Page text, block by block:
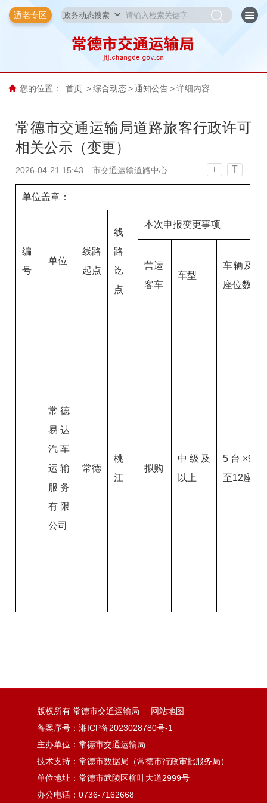
适老专区
您的位置： 首页 > 综合动态 > 通知公告 > 详细内容
常德市交通运输局道路旅客行政许可
相关公示（变更）
2026-04-21 15:43 市交通运输道路中心 T T
单位盖章： 制 表：2026
编
号
单位
线路
起点
线
路
讫
点
本次申报变更事项
营运
客车
车型
车辆及
座位数
常德
易达
汽车
运输
服务
有限
公司
常德
桃
江
拟购
中级及
以上
5台×9
至12座
公开方式：主动公开
版权所有 常德市交通运输局
网站地图
备案序号： 湘ICP备2023028780号-1
主办单位：常德市交通运输局
技术支持：常德市数据局（常德市行政审批服务局）
单位地址：常德市武陵区柳叶大道2999号
办公电话：0736-7162668